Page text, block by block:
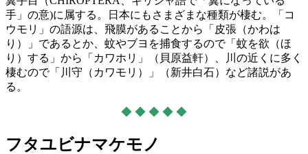
手」の意)に属する。日本にもさまざまな種類が棲む。「コ
ウモリ」の語源は、飛膜があることから「皮張（かわは
り）」であるとか、蚊やブヨを捕食するので「蚊を欲（ほ
り）する」から「カワホリ」（貝原益軒）、川の近くに多く
棲むので「川守（カワモリ）」（新井白石）など諸説があ
る。
◆ ◆ ◆ ◆ ◆
フタユビナマケモノ